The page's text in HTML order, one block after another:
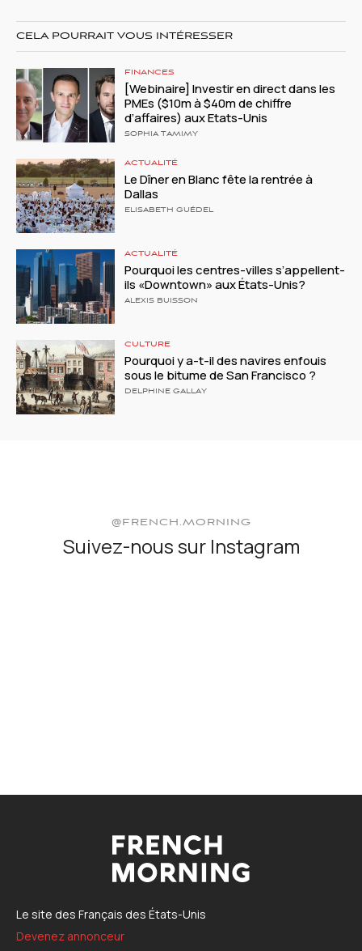
CELA POURRAIT VOUS INTÉRESSER
FINANCES
[Webinaire] Investir en direct dans les
PMEs ($10m à $40m de chiffre
d’affaires) aux Etats-Unis
SOPHIA TAMIMY
ACTUALITÉ
Le Dîner en Blanc fête la rentrée à
Dallas
ELISABETH GUÉDEL
ACTUALITÉ
Pourquoi les centres-villes s’appellent-
ils «Downtown» aux États-Unis?
ALEXIS BUISSON
CULTURE
Pourquoi y a-t-il des navires enfouis
sous le bitume de San Francisco ?
DELPHINE GALLAY
@FRENCH.MORNING
Suivez-nous sur Instagram
Le site des Français des États-Unis
Devenez annonceur